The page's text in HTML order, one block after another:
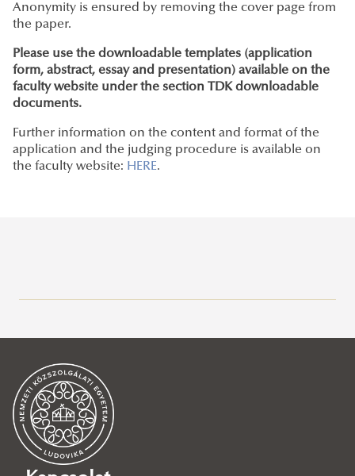
Rektori utasítások
Dékáni tájékoztatók, intézkedések, utasítások
Dékáni tájékoztatók
Dékáni intézkedések
Dékáni utasítások
Campus térkép
Egyéb tájékoztatók
Tanulmányi Osztály
Ügyfélfogadás
Elérhetőségek
Tanulmányi ügyek
Gólyáknak
Hallgatói pénzügyek
Anonymity is ensured by removing the cover page from
the paper.
Please use the downloadable templates (application
form, abstract, essay and presentation) available on the
faculty website under the section TDK downloadable
documents.
Further information on the content and format of the
application and the judging procedure is available on
the faculty website: HERE.